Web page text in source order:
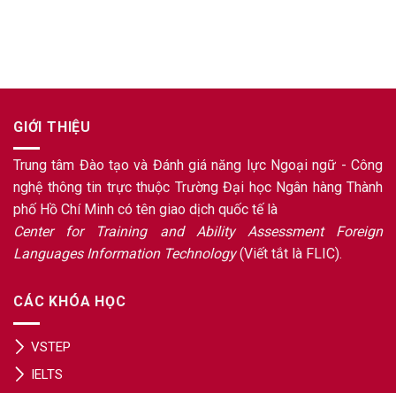
GIỚI THIỆU
Trung tâm Đào tạo và Đánh giá năng lực Ngoại ngữ - Công
nghệ thông tin trực thuộc Trường Đại học Ngân hàng Thành
phố Hồ Chí Minh có tên giao dịch quốc tế là
Center for Training and Ability Assessment Foreign
Languages Information Technology(Viết tắt là FLIC).
CÁC KHÓA HỌC
VSTEP
IELTS